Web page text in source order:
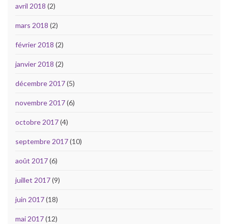
avril 2018 (2)
mars 2018 (2)
février 2018 (2)
janvier 2018 (2)
décembre 2017(5)
novembre 2017(6)
octobre 2017(4)
septembre 2017(10)
août 2017(6)
juillet 2017(9)
juin 2017(18)
mai 2017(12)